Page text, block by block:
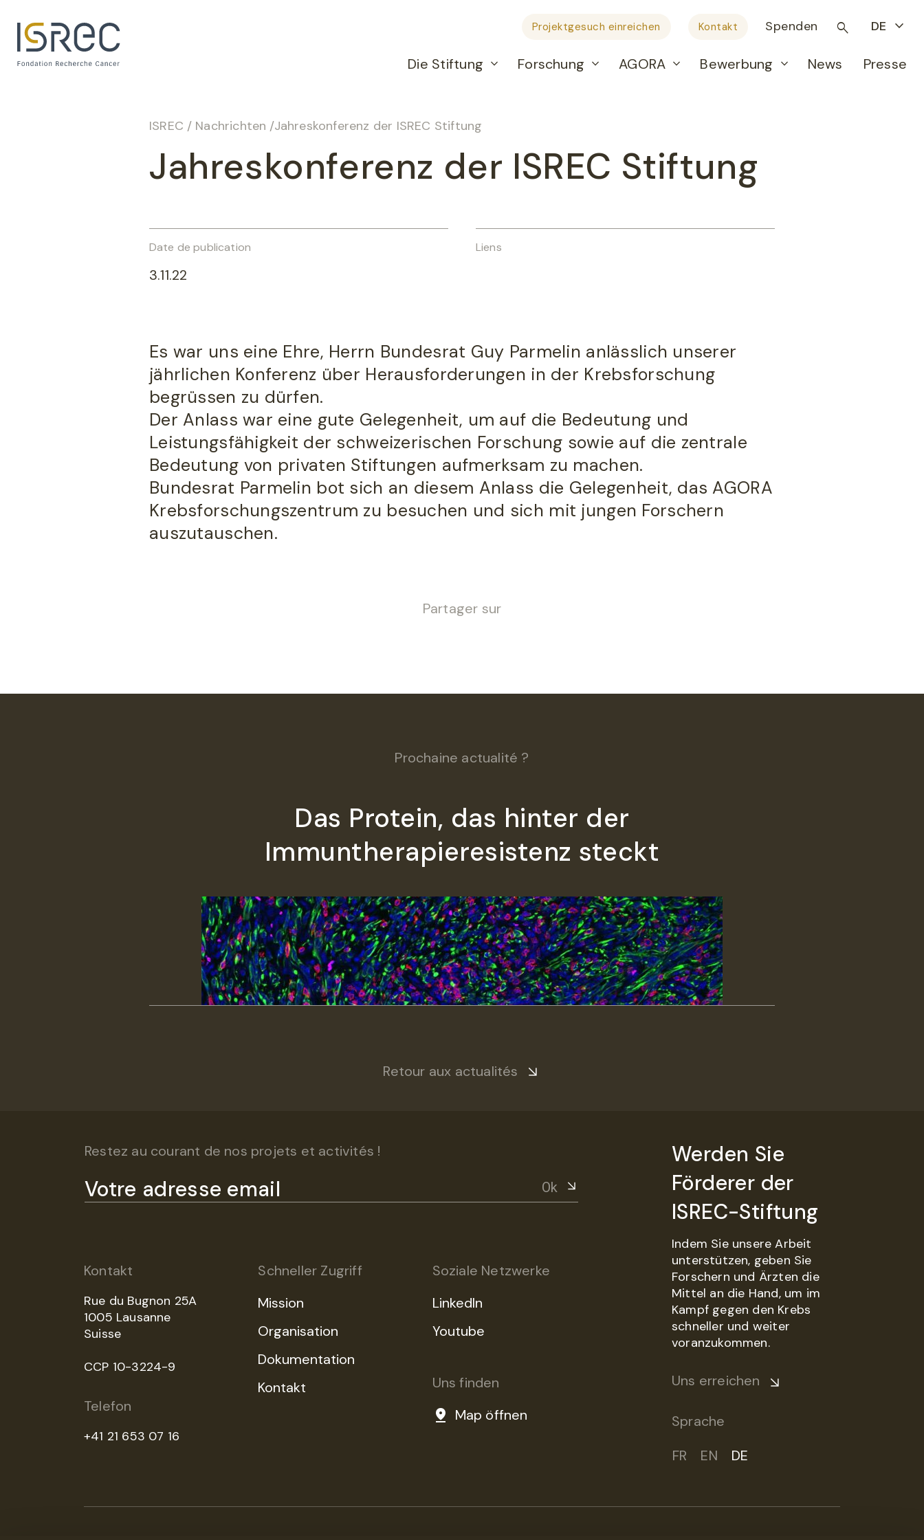
Die Stiftung Forschung AGORA Bewerbung News Presse
Projektgesuch einreichen Kontakt Spenden DE
ISREC / Nachrichten /Jahreskonferenz der ISREC Stiftung
Jahreskonferenz der ISREC Stiftung
Date de publication
3.11.22
Liens
Es war uns eine Ehre, Herrn Bundesrat Guy Parmelin anlässlich unserer
jährlichen Konferenz über Herausforderungen in der Krebsforschung
begrüssen zu dürfen.
Der Anlass war eine gute Gelegenheit, um auf die Bedeutung und
Leistungsfähigkeit der schweizerischen Forschung sowie auf die zentrale
Bedeutung von privaten Stiftungen aufmerksam zu machen.
Bundesrat Parmelin bot sich an diesem Anlass die Gelegenheit, das AGORA
Krebsforschungszentrum zu besuchen und sich mit jungen Forschern
auszutauschen.
Partager sur
Prochaine actualité ?
Das Protein, das hinter der
Immuntherapieresistenz steckt
Retour aux actualités
Restez au courant de nos projets et activités !
Ok
Kontakt
Rue du Bugnon 25A
1005 Lausanne
Suisse
CCP 10-3224-9
Telefon
+41 21 653 07 16
Schneller Zugriff
Mission
Organisation
Dokumentation
Kontakt
Soziale Netzwerke
LinkedIn
Youtube
Uns finden
Map öffnen
Werden Sie
Förderer der
ISREC-Stiftung
Indem Sie unsere Arbeit
unterstützen, geben Sie
Forschern und Ärzten die
Mittel an die Hand, um im
Kampf gegen den Krebs
schneller und weiter
voranzukommen.
Uns erreichen
Sprache
FR
EN DE